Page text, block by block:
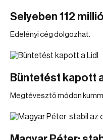
Selyeben 112
Edelényi cég dolgozhat.
Büntetést kapott a
Megtévesztő módon